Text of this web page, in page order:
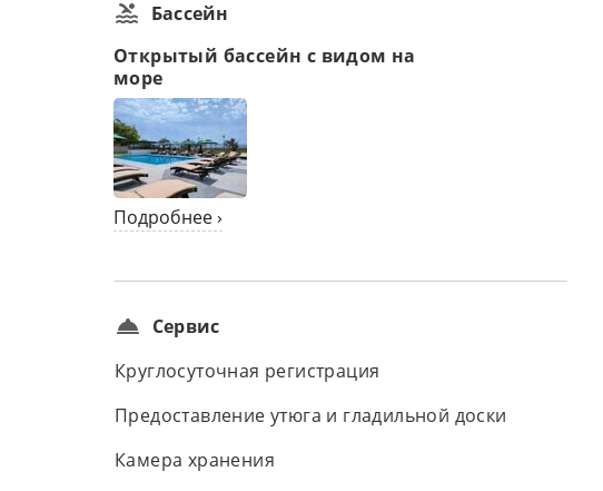
Бассейн
Открытый бассейн с видом на
море
Подробнее ›
Сервис
Круглосуточная регистрация
Предоставление утюга и гладильной доски
Камера хранения